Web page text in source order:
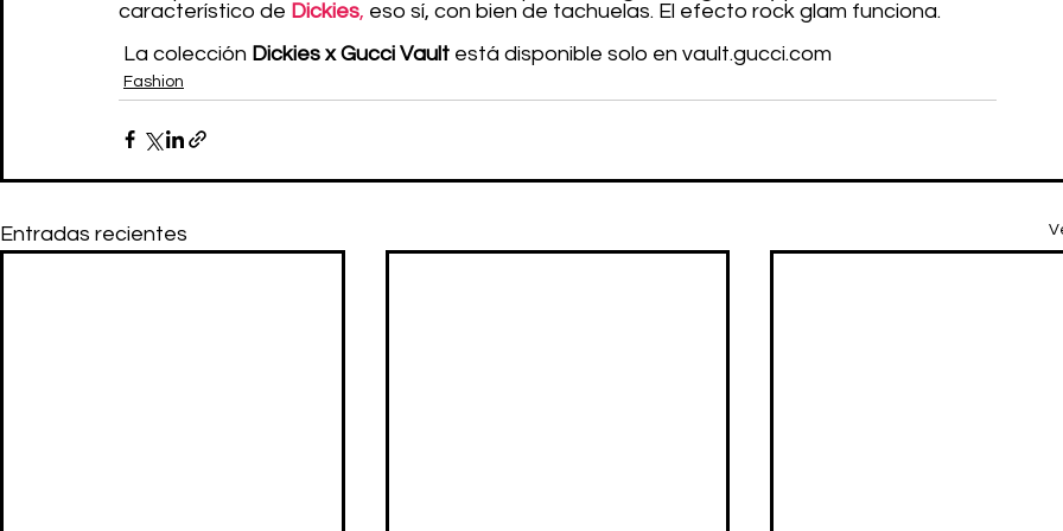
característico de Dickies, eso sí, con bien de tachuelas. El efecto rock glam funciona.
La colección Dickies x Gucci Vault está disponible solo en vault.gucci.com
Fashion
Entradas recientes